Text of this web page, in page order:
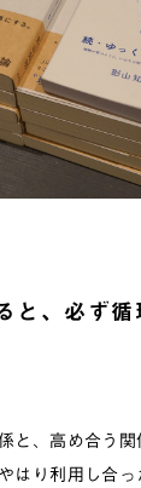
と、必ず循
と、高め合う
はり利用し合